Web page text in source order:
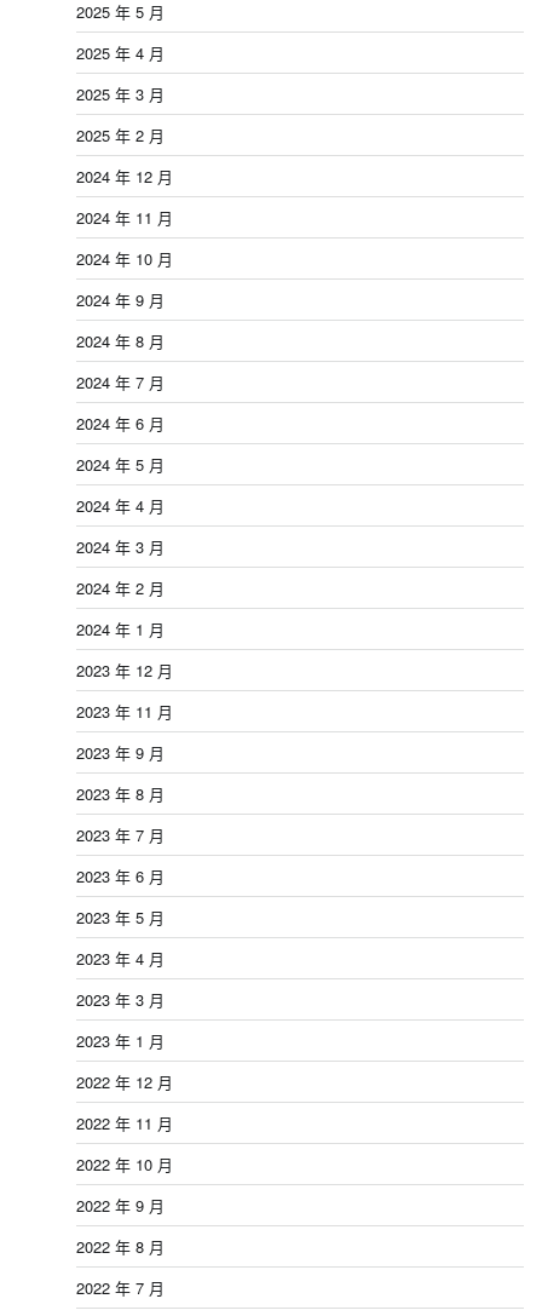
2025 年 5 月
2025 年 4 月
2025 年 3 月
2025 年 2 月
2024 年 12 月
2024 年 11 月
2024 年 10 月
2024 年 9 月
2024 年 8 月
2024 年 7 月
2024 年 6 月
2024 年 5 月
2024 年 4 月
2024 年 3 月
2024 年 2 月
2024 年 1 月
2023 年 12 月
2023 年 11 月
2023 年 9 月
2023 年 8 月
2023 年 7 月
2023 年 6 月
2023 年 5 月
2023 年 4 月
2023 年 3 月
2023 年 1 月
2022 年 12 月
2022 年 11 月
2022 年 10 月
2022 年 9 月
2022 年 8 月
2022 年 7 月